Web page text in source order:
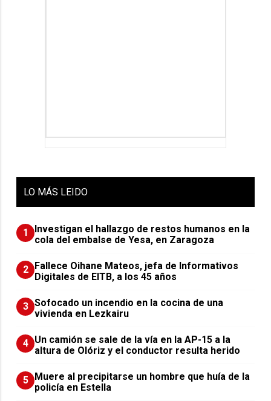
LO MÁS LEIDO
1
Investigan el hallazgo de restos humanos en la
cola del embalse de Yesa, en Zaragoza
2
Fallece Oihane Mateos, jefa de Informativos
Digitales de EITB, a los 45 años
3 Sofocado un incendio en la cocina de una
vivienda en Lezkairu
4 Un camión se sale de la vía en la AP-15 a la
altura de Olóriz y el conductor resulta herido
5
Muere al precipitarse un hombre que huía de la
policía en Estella